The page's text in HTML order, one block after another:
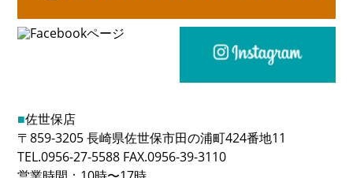
■佐世保店
〒859-3205 長崎県佐世保市田の浦町424番地11
TEL.0956-27-5588 FAX.0956-39-3110